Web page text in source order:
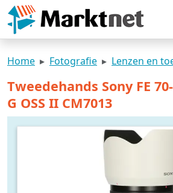
Home Fotografie Lenzen en
Tweedehands Sony FE
G OSS II CM7013